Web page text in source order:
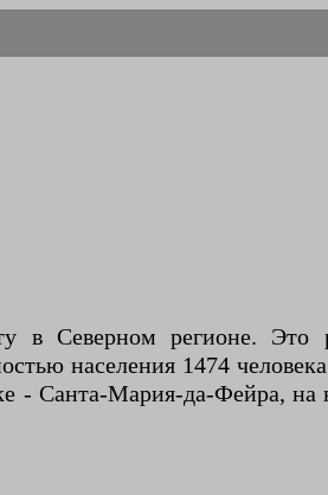
Северном регионе. Это
населения 1474
- Санта-Мария-да-Фейра,